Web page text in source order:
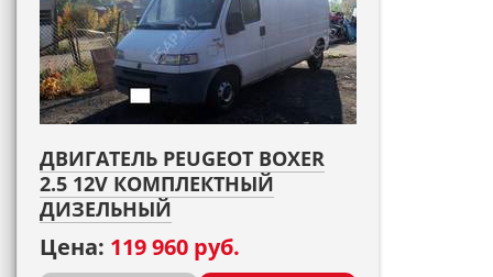
ДВИГАТЕЛЬ PEUGEOT BOXER
2.5 12V КОМПЛЕКТНЫЙ
ДИЗЕЛЬНЫЙ
Цена: 119 960 руб.